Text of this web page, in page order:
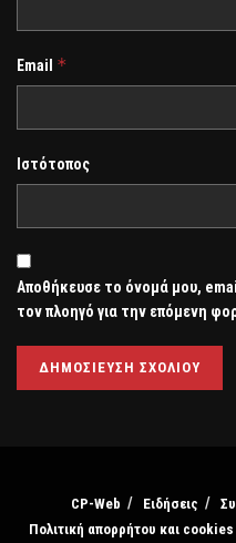
Email *
Ιστότοπος
Αποθήκευσε το όνομά μου,
τον πλοηγό για την επόμενη
CP-Web Ειδήσεις
Πολιτική απορρήτου και cookies